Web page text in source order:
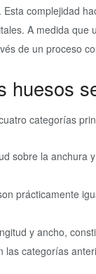
complejidad
A medida
de un proceso
huesos
categorías
sobre la anchura
prácticamente
y ancho,
las categorías